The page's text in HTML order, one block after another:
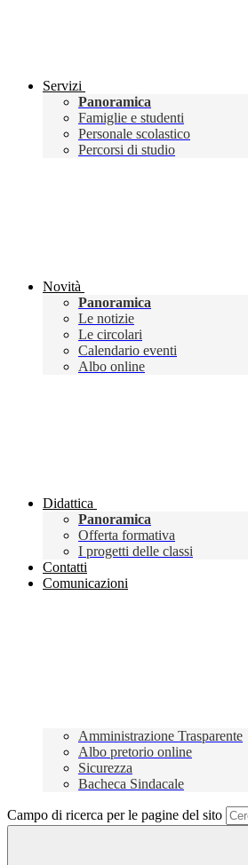
Servizi
Panoramica
Famiglie e studenti
Personale scolastico
Percorsi di studio
Novità
Panoramica
Le notizie
Le circolari
Calendario eventi
Albo online
Didattica
Panoramica
Offerta formativa
I progetti delle classi
Contatti
Comunicazioni
Amministrazione Trasparente
Albo pretorio online
Sicurezza
Bacheca Sindacale
Campo di ricerca per le pagine del sito